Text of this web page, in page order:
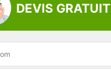
Entreprise de
jardinage 46
DEVIS GRATUIT